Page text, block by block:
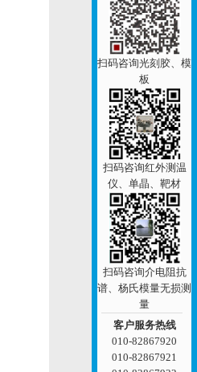
扫码咨询光刻胶、模
板
扫码咨询红外测温
仪、单晶、靶材
扫码咨询介电阻抗
谱、杨氏模量无损测
量
客户服务热线
010-82867920
010-82867921